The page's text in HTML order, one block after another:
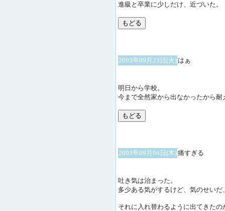
進級と卒業に少しだけ、近づいた。
2003年09月23日(火) はぁ
明日から学校。
今まで全然家から出なかったから耐
2003年09月04日(木)痛すぎる
吐き気は治まった。
多少ある気がするけど、気のせい
それに入れ替わるように出てきたの